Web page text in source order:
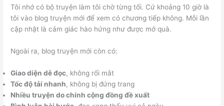
Tôi nhớ có bộ truyện làm tôi chờ từng tối. Cứ khoảng 10 giờ là
tôi vào blog truyện mới để xem có chương tiếp không. Mỗi lần
cập nhật là cảm giác hào hứng như được mở quà.
Ngoài ra, blog truyện mới còn có:
Giao diện dễ đọc, không rối mắt
Tốc độ tải nhanh, không bị đứng trang
Nhiều truyện do chính cộng đồng đề xuất